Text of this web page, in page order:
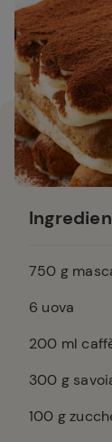
750 g
6 uova
200 ml
300 g
100 g